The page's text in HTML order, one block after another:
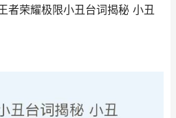
者荣耀极限小丑台词揭秘 小丑